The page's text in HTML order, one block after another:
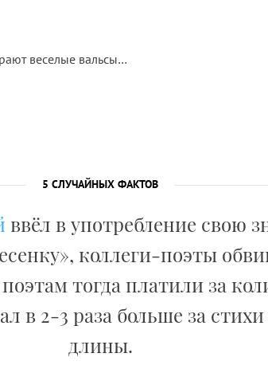
веселые вальсы…
5 СЛУЧАЙНЫХ ФАКТОВ
ввёл в употребление свою
коллеги-поэты
тогда платили за
в 2-3 раза больше за
длины.